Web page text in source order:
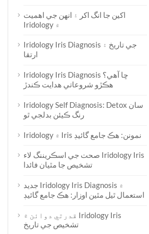
اکين جا انگ اکر ۽ انهن جي اهميت
Iridology ۾
Iridology Iris Diagnosis جي تاريخ ۽
ارتقا
Iridology Iris Diagnosis ڇا آهي؟
ھڪڙو شروعاتي ھدايت ڪندڙ
Iridology Self Diagnosis: Detox سان
رنگ ڪيئن بدلجي ٿو
Iridology ۾ Iris نمونن: هڪ جامع گائيڊ
صحت جي اسڪريننگ لاء Iridology Iris
تشخيص جا مٿيان فائدا
جديد Iridology Iris Diagnosis ۾
استعمال ٿيل مٿين اوزار: هڪ جامع گائيڊ
قدرتي دوائن ۾ Iridology Iris
تشخيص جي تاريخ